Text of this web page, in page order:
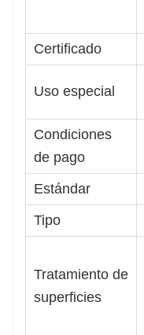
Certificado
Uso especial
Condiciones
de pago
Estándar
Tipo
Tratamiento de
superficies